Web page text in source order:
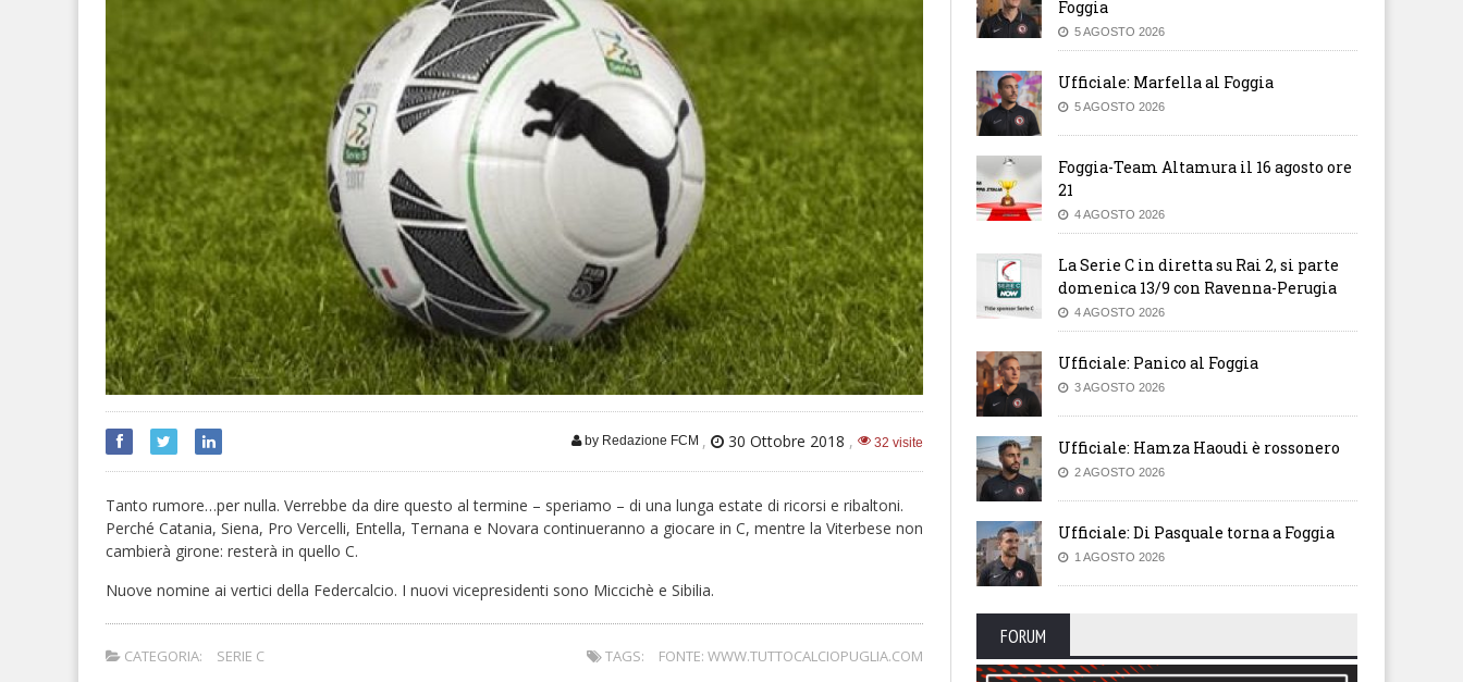
by Redazione FCM , 30 Ottobre 2018 , 32 visite
Tanto rumore…per nulla. Verrebbe da dire questo al termine – speriamo – di una lunga estate di ricorsi e ribaltoni.
Perché Catania, Siena, Pro Vercelli, Entella, Ternana e Novara continueranno a giocare in C, mentre la Viterbese non
cambierà girone: resterà in quello C.
Nuove nomine ai vertici della Federcalcio. I nuovi vicepresidenti sono Miccichè e Sibilia.
CATEGORIA: SERIE C TAGS: FONTE: WWW.TUTTOCALCIOPUGLIA.COM
Foggia
5 AGOSTO 2026
Ufficiale: Marfella al Foggia
5 AGOSTO 2026
Foggia-Team Altamura il 16 agosto ore
21
4 AGOSTO 2026
La Serie C in diretta su Rai 2, si parte
domenica 13/9 con Ravenna-Perugia
4 AGOSTO 2026
Ufficiale: Panico al Foggia
3 AGOSTO 2026
Ufficiale: Hamza Haoudi è rossonero
2 AGOSTO 2026
Ufficiale: Di Pasquale torna a Foggia
1 AGOSTO 2026
FORUM